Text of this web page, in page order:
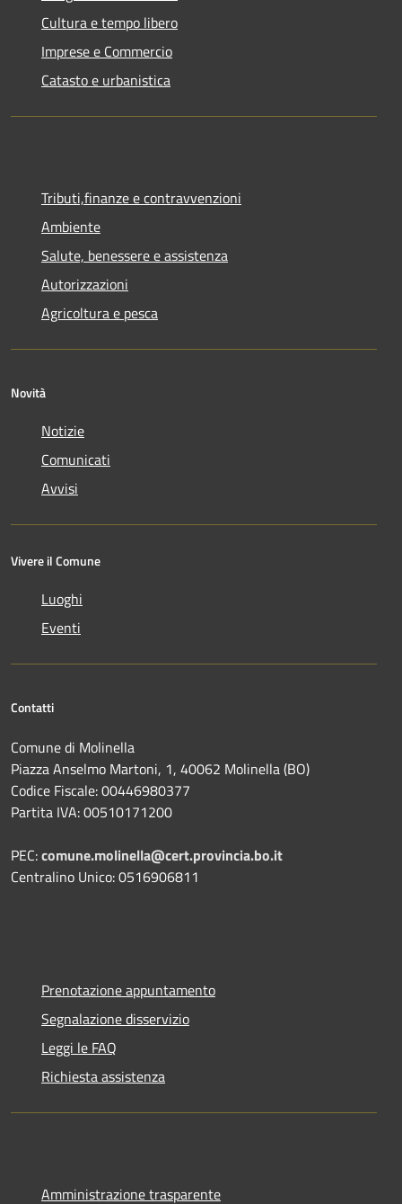
Cultura e tempo libero
Imprese e Commercio
Catasto e urbanistica
Tributi,finanze e contravvenzioni
Ambiente
Salute, benessere e assistenza
Autorizzazioni
Agricoltura e pesca
Novità
Notizie
Comunicati
Avvisi
Vivere il Comune
Luoghi
Eventi
Contatti
Comune di Molinella
Piazza Anselmo Martoni, 1, 40062 Molinella (BO)
Codice Fiscale: 00446980377
Partita IVA: 00510171200
PEC:comune.molinella@cert.provincia.bo.it
Centralino Unico: 0516906811
Prenotazione appuntamento
Segnalazione disservizio
Leggi le FAQ
Richiesta assistenza
Amministrazione trasparente